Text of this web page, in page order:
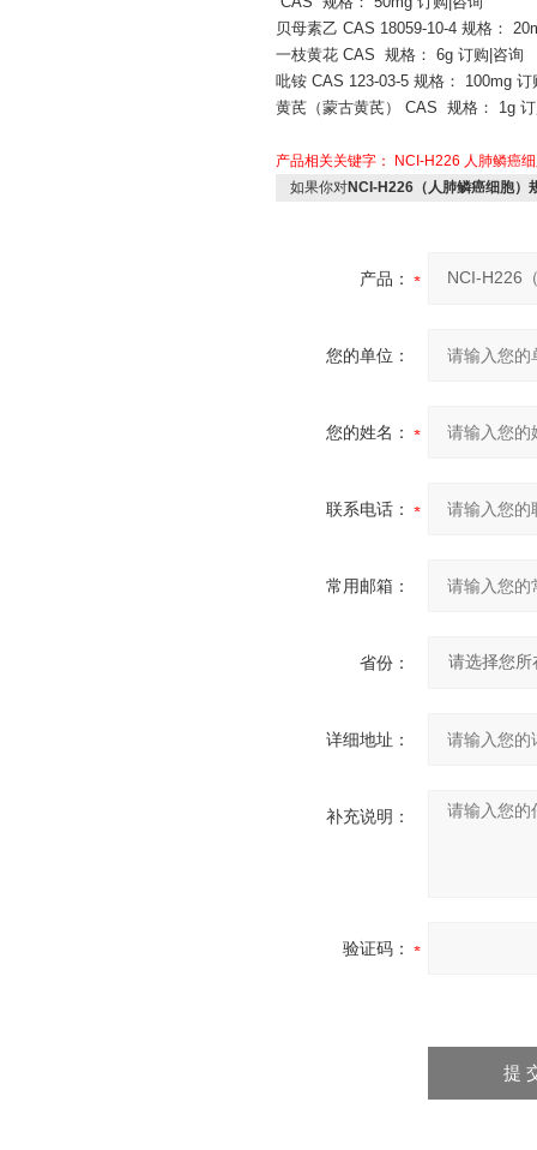
贝母素乙 CAS 18059-10-4 规格：
一枝黄花 CAS 规格： 6g 订购|咨询
吡铵 CAS 123-03-5 规格： 100mg 订
黄芪（蒙古黄芪）
CAS 规格： 1g
产品相关关键字： NCI-H226 人肺鳞癌
如果你对NCI-H226（人肺鳞癌细胞）
产品：
您的单位：
您的姓名：
联系电话：
常用邮箱：
省份：
详细地址：
补充说明：
验证码：